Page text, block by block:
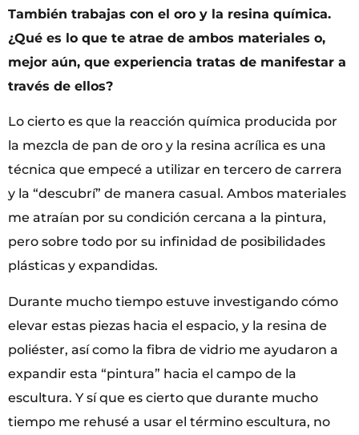
También trabajas con el oro y la resina química.
¿Qué es lo que te atrae de ambos materiales o,
mejor aún, que experiencia tratas de manifestar a
través de ellos?
Lo cierto es que la reacción química producida por
la mezcla de pan de oro y la resina acrílica es una
técnica que empecé a utilizar en tercero de carrera
y la “descubrí” de manera casual. Ambos materiales
me atraían por su condición cercana a la pintura,
pero sobre todo por su infinidad de posibilidades
plásticas y expandidas.
Durante mucho tiempo estuve investigando cómo
elevar estas piezas hacia el espacio, y la resina de
poliéster, así como la fibra de vidrio me ayudaron a
expandir esta “pintura” hacia el campo de la
escultura. Y sí que es cierto que durante mucho
tiempo me rehusé a usar el término escultura, no